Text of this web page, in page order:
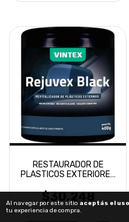
Al navegar por este sitio aceptás el
tu experiencia de compra.
RESTAURADOR DE
PLASTICOS EXTERIORES
$30.248